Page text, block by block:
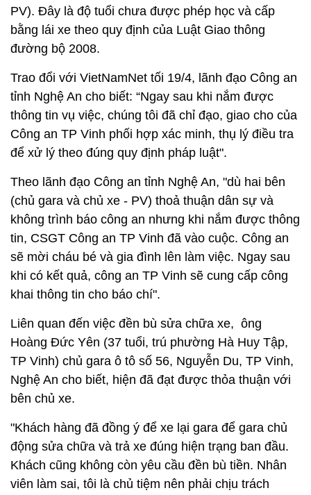
PV). Đây là độ tuổi chưa được phép học và cấp
bằng lái xe theo quy định của Luật Giao thông
đường bộ 2008.
Trao đổi với VietNamNet tối 19/4, lãnh đạo Công an
tỉnh Nghệ An cho biết: “Ngay sau khi nắm được
thông tin vụ việc, chúng tôi đã chỉ đạo, giao cho của
Công an TP Vinh phối hợp xác minh, thụ lý điều tra
để xử lý theo đúng quy định pháp luật".
Theo lãnh đạo Công an tỉnh Nghệ An, "dù hai bên
(chủ gara và chủ xe - PV) thoả thuận dân sự và
không trình báo công an nhưng khi nắm được thông
tin, CSGT Công an TP Vinh đã vào cuộc. Công an
sẽ mời cháu bé và gia đình lên làm việc. Ngay sau
khi có kết quả, công an TP Vinh sẽ cung cấp công
khai thông tin cho báo chí".
Liên quan đến việc đền bù sửa chữa xe, ông
Hoàng Đức Yên (37 tuổi, trú phường Hà Huy Tập,
TP Vinh) chủ gara ô tô số 56, Nguyễn Du, TP Vinh,
Nghệ An cho biết, hiện đã đạt được thỏa thuận với
bên chủ xe.
"Khách hàng đã đồng ý để xe lại gara để gara chủ
động sửa chữa và trả xe đúng hiện trạng ban đầu.
Khách cũng không còn yêu cầu đền bù tiền. Nhân
viên làm sai, tôi là chủ tiệm nên phải chịu trách